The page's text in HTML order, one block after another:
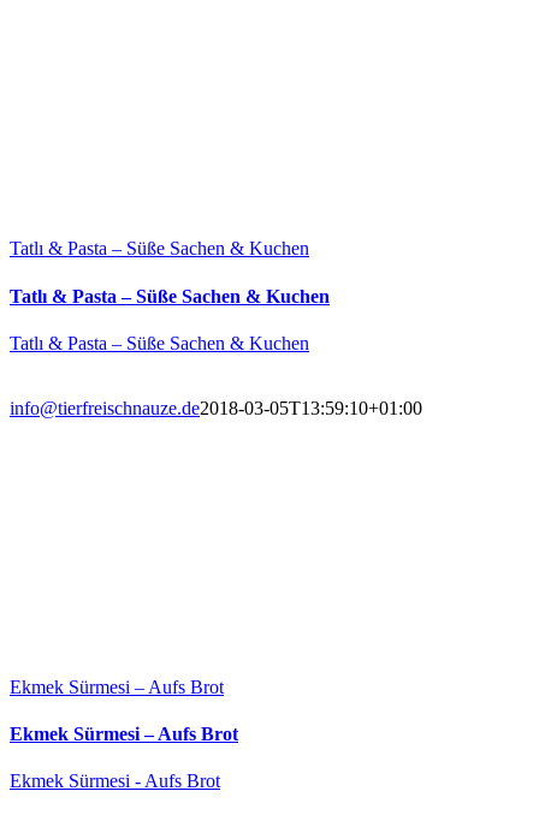
Tatlı & Pasta – Süße Sachen & Kuchen
Tatlı & Pasta – Süße Sachen & Kuchen
Tatlı & Pasta – Süße Sachen & Kuchen
info@tierfreischnauze.de2018-03-05T13:59:10+01:00
Ekmek Sürmesi – Aufs Brot
Ekmek Sürmesi – Aufs Brot
Ekmek Sürmesi - Aufs Brot